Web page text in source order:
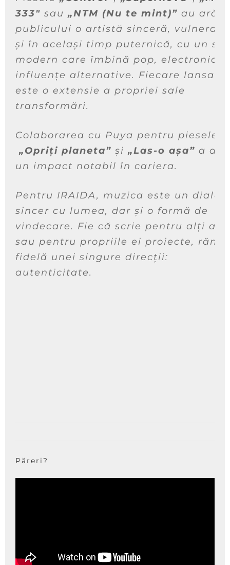
333″ sau „NTM (Nu te mint)” au
publicului o artistă sinceră,
și în același timp puternică, cu un
modern care îmbină pop, electronic și
influențe alternative. Fiecare lansare
este o extensie a propriei sale
transformări.
Colaborarea cu Puya pentru piesele
„Opriți planeta” și „Las-o așa” a
un impact notabil în cariera.
Pentru IRAIDA, muzica este un dialog
sincer cu lumea, dar și o formă de
vindecare. Fie că scrie pentru alți
sau pentru propriile ei proiecte,
fidelă unei singure direcții:
autenticitate.
Păreri?